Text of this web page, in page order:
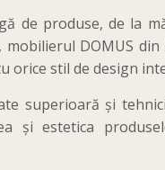
de produse, de la
mobilierul DOMUS
orice stil de design
superioară și
și estetica